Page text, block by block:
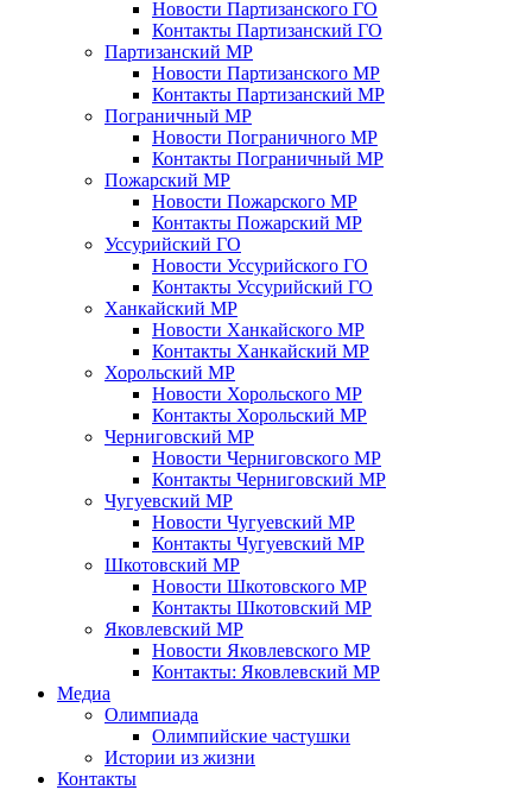
Новости Партизанского ГО
Контакты Партизанский ГО
Партизанский МР
Новости Партизанского МР
Контакты Партизанский МР
Пограничный МР
Новости Пограничного МР
Контакты Пограничный МР
Пожарский МР
Новости Пожарского МР
Контакты Пожарский МР
Уссурийский ГО
Новости Уссурийского ГО
Контакты Уссурийский ГО
Ханкайский МР
Новости Ханкайского МР
Контакты Ханкайский МР
Хорольский МР
Новости Хорольского МР
Контакты Хорольский МР
Черниговский МР
Новости Черниговского МР
Контакты Черниговский МР
Чугуевский МР
Новости Чугуевский МР
Контакты Чугуевский МР
Шкотовский МР
Новости Шкотовского МР
Контакты Шкотовский МР
Яковлевский МР
Новости Яковлевского МР
Контакты: Яковлевский МР
Медиа
Олимпиада
Олимпийские частушки
Истории из жизни
Контакты